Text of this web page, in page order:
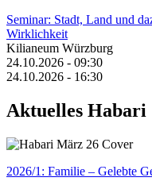
Seminar: Stadt, Land und
Wirklichkeit
Kilianeum Würzburg
24.10.2026 - 09:30
24.10.2026 - 16:30
Aktuelles Habari
2026/1: Familie – Gelebte